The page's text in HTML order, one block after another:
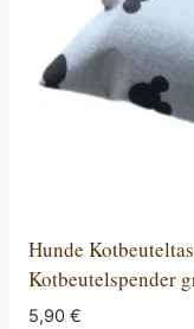
Hunde
Kotbeutelspender
5,90 €